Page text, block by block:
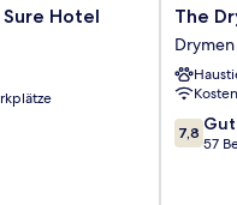
Hotel
The
Drymen
Inn
Drymen
The
Drymen
7.8
von
7,8 Gut
57